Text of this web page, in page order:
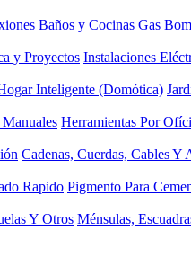
Baños y Cocinas Gas
y Proyectos Instalaciones
Inteligente (Domótica)
Herramientas Por
Cadenas, Cuerdas, Cables Y
Rapido Pigmento Para
Y Otros Ménsulas,